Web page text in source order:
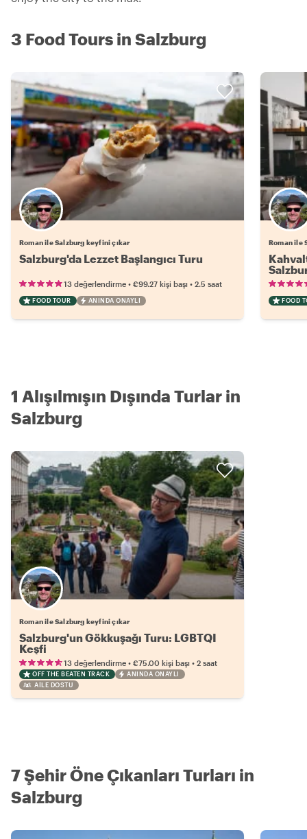
3 Food Tours in Salzburg
Roman ile Salzburg keyfini çıkar
Salzburg'da Lezzet Başlangıcı Turu
13 değerlendirme • €99.27 kişi başı • 2.5 saat
FOOD TOUR ANINDA ONAYLI
Roman ile
FOOD
1 Alışılmışın Dışında Turlar in
Salzburg
Roman ile Salzburg keyfini çıkar
Salzburg'un Gökkuşağı Turu: LGBTQI
Keşfi
13 değerlendirme • €75.00 kişi başı • 2 saat
OFF THE BEATEN TRACK
ANINDA ONAYLI
AILE DOSTU
7 Şehir Öne Çıkanları Turları in
Salzburg